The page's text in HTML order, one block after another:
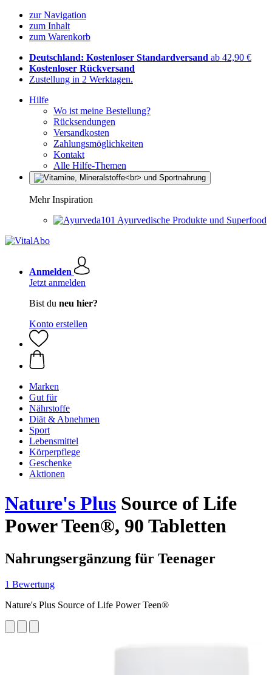
zur Navigation
zum Inhalt
zum Warenkorb
Deutschland: Kostenloser Standardversand ab 42,90 €
Kostenloser Rückversand
Zustellung in 2 Werktagen.
Hilfe
Wo ist meine Bestellung?
Rücksendungen
Versandkosten
Zahlungsmöglichkeiten
Kontakt
Alle Hilfe-Themen
Mehr Inspiration
Ayurvedische Produkte und Superfood
Anmelden
Jetzt anmelden
Bist du neu hier?
Konto erstellen
Marken
Gut für
Nährstoffe
Diät & Abnehmen
Sport
Lebensmittel
Körperpflege
Geschenke
Aktionen
Nature's Plus Source of Life
Power Teen®, 90 Tabletten
Nahrungsergänzung für Teenager
1 Bewertung
Nature's Plus Source of Life Power Teen®